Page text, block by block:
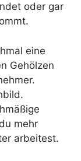
oder gar
eine
Gehölzen
mehr
arbeitest.